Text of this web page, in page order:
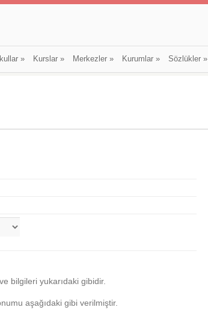
» Kurslar» Merkezler» Kurumlar» Sözlükler»
bilgileri yukarıdaki gibidir.
aşağıdaki gibi verilmiştir.